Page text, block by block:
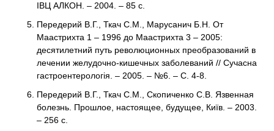
ІВЦ АЛКОН. – 2004. – 85 с.
Передерий В.Г., Ткач С.М., Марусанич Б.Н. От
Маастрихта 1 – 1996 до Маастрихта 3 – 2005:
десятилетний путь революционных преобразований в
лечении желудочно-кишечных заболеваний // Сучасна
гастроентерологія. – 2005. – №6. – С. 4-8.
Передерий В.Г., Ткач С.М., Скопиченко С.В. Язвенная
болезнь. Прошлое, настоящее, будущее, Київ. – 2003.
– 256 с.